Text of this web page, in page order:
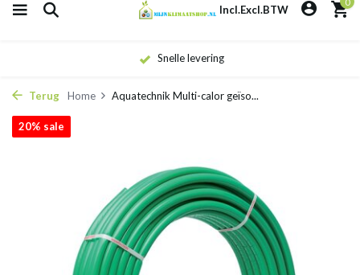
Incl.Excl.BTW
Snelle levering
Terug Home Aquatechnik Multi-calor geïso...
20% sale